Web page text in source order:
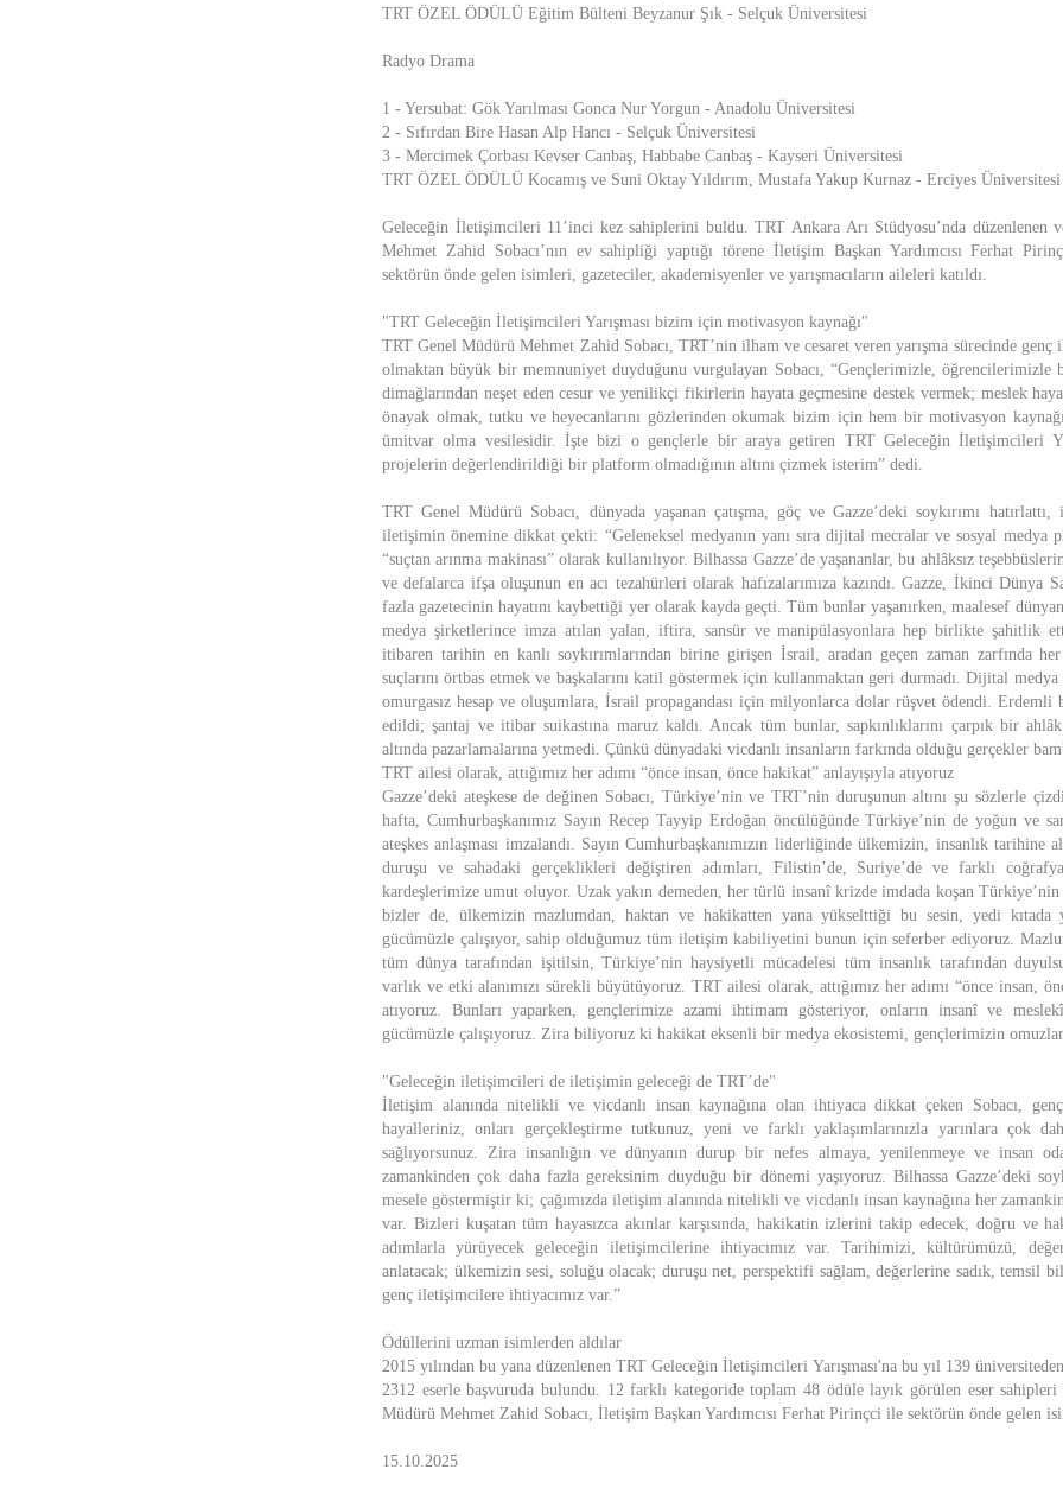
TRT ÖZEL ÖDÜLÜ Eğitim Bülteni Beyzanur Şık - Selçuk Üniversitesi
Radyo Drama
1 - Yersubat: Gök Yarılması Gonca Nur Yorgun - Anadolu Üniversitesi
2 - Sıfırdan Bire Hasan Alp Hancı - Selçuk Üniversitesi
3 - Mercimek Çorbası Kevser Canbaş, Habbabe Canbaş - Kayseri Üniversitesi
TRT ÖZEL ÖDÜLÜ Kocamış ve Suni Oktay Yıldırım, Mustafa Yakup Kurnaz - Erciyes Üniversitesi
Geleceğin İletişimcileri 11’inci kez sahiplerini buldu. TRT Ankara Arı Stüdyosu’nda düzenlenen
Mehmet Zahid Sobacı’nın ev sahipliği yaptığı törene İletişim Başkan Yardımcısı Ferhat
sektörün önde gelen isimleri, gazeteciler, akademisyenler ve yarışmacıların aileleri katıldı.
"TRT Geleceğin İletişimcileri Yarışması bizim için motivasyon kaynağı"
TRT Genel Müdürü Mehmet Zahid Sobacı, TRT’nin ilham ve cesaret veren yarışma sürecinde
olmaktan büyük bir memnuniyet duyduğunu vurgulayan Sobacı, “Gençlerimizle, öğrencilerimizle
dimağlarından neşet eden cesur ve yenilikçi fikirlerin hayata geçmesine destek vermek; meslek
önayak olmak, tutku ve heyecanlarını gözlerinden okumak bizim için hem bir motivasyon
ümitvar olma vesilesidir. İşte bizi o gençlerle bir araya getiren TRT Geleceğin İletişimcileri
projelerin değerlendirildiği bir platform olmadığının altını çizmek isterim” dedi.
TRT Genel Müdürü Sobacı, dünyada yaşanan çatışma, göç ve Gazze’deki soykırımı hatırlattı,
iletişimin önemine dikkat çekti: “Geleneksel medyanın yanı sıra dijital mecralar ve sosyal medya
“suçtan arınma makinası” olarak kullanılıyor. Bilhassa Gazze’de yaşananlar, bu ahlâksız
ve defalarca ifşa oluşunun en acı tezahürleri olarak hafızalarımıza kazındı. Gazze, İkinci Dünya
fazla gazetecinin hayatını kaybettiği yer olarak kayda geçti. Tüm bunlar yaşanırken, maalesef
medya şirketlerince imza atılan yalan, iftira, sansür ve manipülasyonlara hep birlikte şahitlik
itibaren tarihin en kanlı soykırımlarından birine girişen İsrail, aradan geçen zaman zarfında
suçlarını örtbas etmek ve başkalarını katil göstermek için kullanmaktan geri durmadı. Dijital
omurgasız hesap ve oluşumlara, İsrail propagandası için milyonlarca dolar rüşvet ödendi. Erdemli
edildi; şantaj ve itibar suikastına maruz kaldı. Ancak tüm bunlar, sapkınlıklarını çarpık bir ahlâk
altında pazarlamalarına yetmedi. Çünkü dünyadaki vicdanlı insanların farkında olduğu gerçekler
TRT ailesi olarak, attığımız her adımı “önce insan, önce hakikat” anlayışıyla atıyoruz
Gazze’deki ateşkese de değinen Sobacı, Türkiye’nin ve TRT’nin duruşunun altını şu sözlerle
hafta, Cumhurbaşkanımız Sayın Recep Tayyip Erdoğan öncülüğünde Türkiye’nin de yoğun ve
ateşkes anlaşması imzalandı. Sayın Cumhurbaşkanımızın liderliğinde ülkemizin, insanlık tarihine
duruşu ve sahadaki gerçeklikleri değiştiren adımları, Filistin’de, Suriye’de ve farklı
kardeşlerimize umut oluyor. Uzak yakın demeden, her türlü insanî krizde imdada koşan Türkiye’nin
bizler de, ülkemizin mazlumdan, haktan ve hakikatten yana yükselttiği bu sesin, yedi kıtada
gücümüzle çalışıyor, sahip olduğumuz tüm iletişim kabiliyetini bunun için seferber ediyoruz.
tüm dünya tarafından işitilsin, Türkiye’nin haysiyetli mücadelesi tüm insanlık tarafından
varlık ve etki alanımızı sürekli büyütüyoruz. TRT ailesi olarak, attığımız her adımı “önce insan,
atıyoruz. Bunları yaparken, gençlerimize azami ihtimam gösteriyor, onların insanî ve
gücümüzle çalışıyoruz. Zira biliyoruz ki hakikat eksenli bir medya ekosistemi, gençlerimizin
"Geleceğin iletişimcileri de iletişimin geleceği de TRT’de"
İletişim alanında nitelikli ve vicdanlı insan kaynağına olan ihtiyaca dikkat çeken Sobacı,
hayalleriniz, onları gerçekleştirme tutkunuz, yeni ve farklı yaklaşımlarınızla yarınlara çok
sağlıyorsunuz. Zira insanlığın ve dünyanın durup bir nefes almaya, yenilenmeye ve insan
zamankinden çok daha fazla gereksinim duyduğu bir dönemi yaşıyoruz. Bilhassa Gazze’deki
mesele göstermiştir ki; çağımızda iletişim alanında nitelikli ve vicdanlı insan kaynağına her
var. Bizleri kuşatan tüm hayasızca akınlar karşısında, hakikatin izlerini takip edecek, doğru ve
adımlarla yürüyecek geleceğin iletişimcilerine ihtiyacımız var. Tarihimizi, kültürümüzü,
anlatacak; ülkemizin sesi, soluğu olacak; duruşu net, perspektifi sağlam, değerlerine sadık, temsil
genç iletişimcilere ihtiyacımız var.”
Ödüllerini uzman isimlerden aldılar
2015 yılından bu yana düzenlenen TRT Geleceğin İletişimcileri Yarışması'na bu yıl 139
2312 eserle başvuruda bulundu. 12 farklı kategoride toplam 48 ödüle layık görülen eser
Müdürü Mehmet Zahid Sobacı, İletişim Başkan Yardımcısı Ferhat Pirinçci ile sektörün önde gelen
15.10.2025